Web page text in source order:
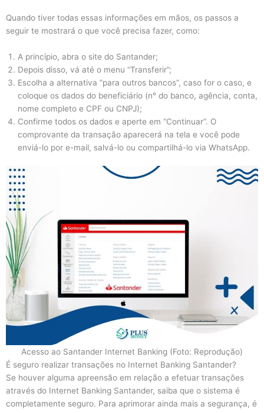
Quando tiver todas essas informações em mãos, os passos a
seguir te mostrará o que você precisa fazer, como:
A princípio, abra o site do Santander;
Depois disso, vá até o menu “Transferir”;
Escolha a alternativa “para outros bancos”, caso for o caso, e
coloque os dados do beneficiário (n° do banco, agência, conta,
nome completo e CPF ou CNPJ);
Confirme todos os dados e aperte em “Continuar”. O
comprovante da transação aparecerá na tela e você pode
enviá-lo por e-mail, salvá-lo ou compartilhá-lo via WhatsApp.
Acesso ao Santander Internet Banking (Foto: Reprodução)
É seguro realizar transações no Internet Banking Santander?
Se houver alguma apreensão em relação a efetuar transações
através do Internet Banking Santander, saiba que o sistema é
completamente seguro. Para aprimorar ainda mais a segurança, é